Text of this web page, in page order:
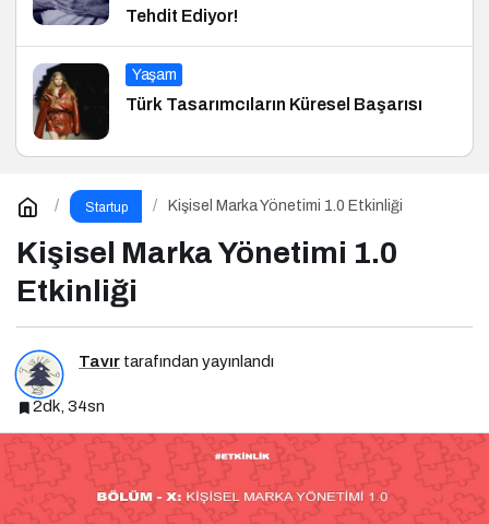
Tehdit Ediyor!
Yaşam
Türk Tasarımcıların Küresel Başarısı
Startup Kişisel Marka Yönetimi 1.0 Etkinliği
Kişisel Marka Yönetimi 1.0
Etkinliği
Tavır tarafından yayınlandı
2dk, 34sn